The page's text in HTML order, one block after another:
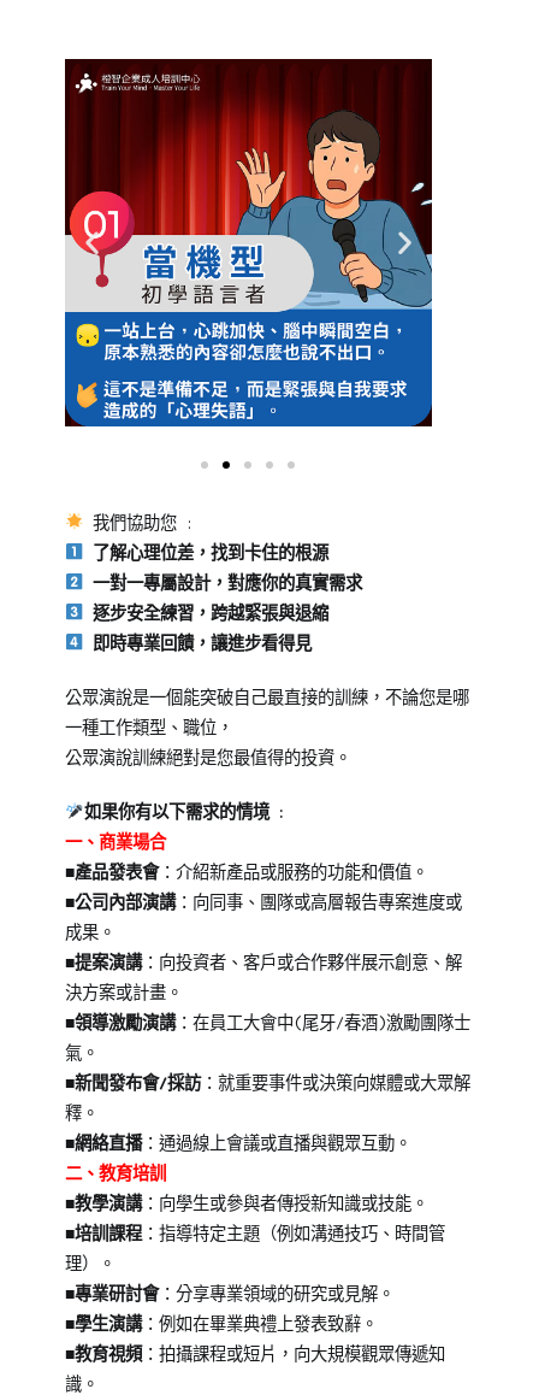
我們協助您 :
了解心理位差，找到卡住的根源
一對一專屬設計，對應你的真實需求
逐步安全練習，跨越緊張與退縮
即時專業回饋，讓進步看得見
公眾演說是一個能突破自己最直接的訓練，不論您是哪
一種工作類型、職位，
公眾演說訓練絕對是您最值得的投資。
如果你有以下需求的情境 :
一、商業場合
■產品發表會：介紹新產品或服務的功能和價值。
■公司內部演講：向同事、團隊或高層報告專案進度或
成果。
■提案演講：向投資者、客戶或合作夥伴展示創意、解
決方案或計畫。
■領導激勵演講：在員工大會中(尾牙/春酒)激勵團隊士
氣。
■新聞發布會/採訪：就重要事件或決策向媒體或大眾解
釋。
■網絡直播：通過線上會議或直播與觀眾互動。
二、教育培訓
■教學演講：向學生或參與者傳授新知識或技能。
■培訓課程：指導特定主題（例如溝通技巧、時間管
理）。
■專業研討會：分享專業領域的研究或見解。
■學生演講：例如在畢業典禮上發表致辭。
■教育視頻：拍攝課程或短片，向大規模觀眾傳遞知
識。